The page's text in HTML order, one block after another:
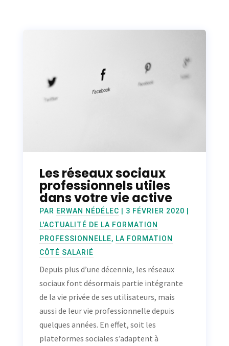
Les réseaux sociaux
professionnels utiles
dans votre vie active
PAR ERWAN NÉDÉLEC 3 FÉVRIER 2020
L'ACTUALITÉ DE LA FORMATION
PROFESSIONNELLE, LA FORMATION
CÔTÉ SALARIÉ
Depuis plus d’une décennie, les réseaux
sociaux font désormais partie intégrante
de la vie privée de ses utilisateurs, mais
aussi de leur vie professionnelle depuis
quelques années. En effet, soit les
plateformes sociales s’adaptent à